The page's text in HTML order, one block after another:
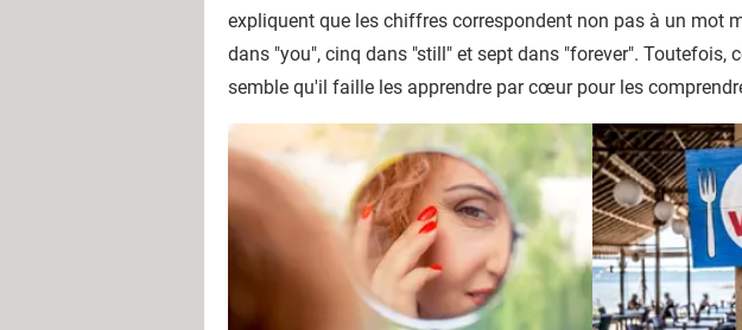
expliquent que les chiffres correspondent non pas à un mot
dans "you", cinq dans "still" et sept dans "forever". Toutefois,
semble qu'il faille les apprendre par cœur pour les